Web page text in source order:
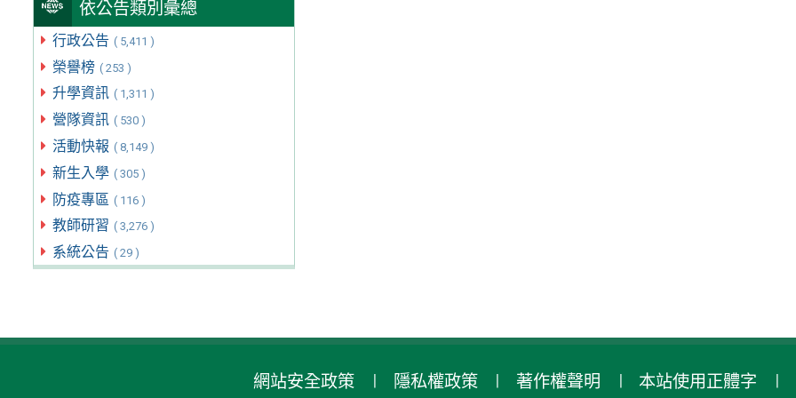
依公告類別彙總
行政公告 ( 5,411 )
榮譽榜 ( 253 )
升學資訊 ( 1,311 )
營隊資訊 ( 530 )
活動快報 ( 8,149 )
新生入學 ( 305 )
防疫專區 ( 116 )
教師研習 ( 3,276 )
系統公告 ( 29 )
網站安全政策 隱私權政策 著作權聲明 本站使用正體字